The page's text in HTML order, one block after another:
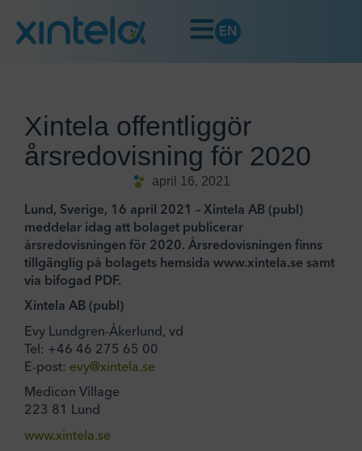
EN
Xintela offentliggör
årsredovisning för 2020
april 16, 2021
Lund, Sverige, 16 april 2021 – Xintela AB (publ)
meddelar idag att bolaget publicerar
årsredovisningen för 2020. Årsredovisningen finns
tillgänglig på bolagets hemsida www.xintela.se samt
via bifogad PDF.
Xintela AB (publ)
Evy Lundgren-Åkerlund, vd
Tel: +46 46 275 65 00
E-post: evy@xintela.se
Medicon Village
223 81 Lund
www.xintela.se